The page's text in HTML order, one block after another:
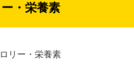
・栄養素
リー・栄養素